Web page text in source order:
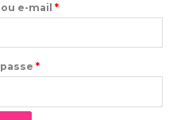
e-mail *
*